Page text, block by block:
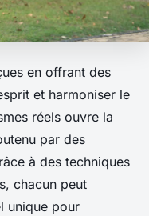
en offrant des
et harmoniser le
réels ouvre la
par des
à des techniques
chacun peut
unique pour